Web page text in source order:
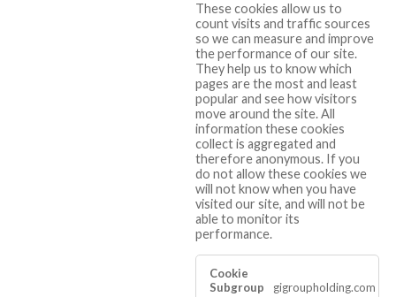
These cookies allow us to
count visits and traffic sources
so we can measure and improve
the performance of our site.
They help us to know which
pages are the most and least
popular and see how visitors
move around the site. All
information these cookies
collect is aggregated and
therefore anonymous. If you
do not allow these cookies we
will not know when you have
visited our site, and will not be
able to monitor its
performance.
Performance
Cookies
gigroupholding.com